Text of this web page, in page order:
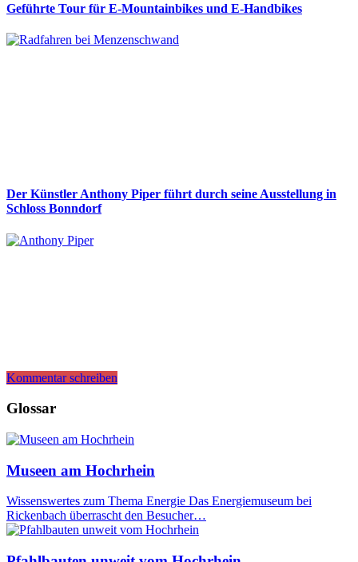
Geführte Tour für E-Mountainbikes und E-Handbikes
Der Künstler Anthony Piper führt durch seine Ausstellung in
Schloss Bonndorf
Kommentar schreiben
Glossar
Museen am Hochrhein
Wissenswertes zum Thema Energie Das Energiemuseum bei
Rickenbach überrascht den Besucher…